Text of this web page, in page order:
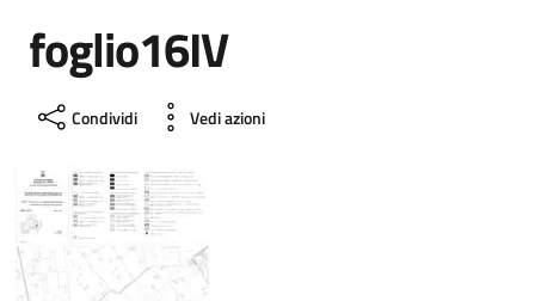
foglio16IV
Condividi Vedi azioni